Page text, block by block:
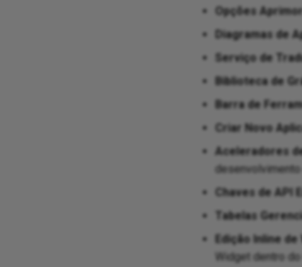
Opções
Diagramas de
Serviço de
Biblioteca de
Barra de
Criar Novo
Aceleradores
Chaves de API
Tabelas
Edição Inline de
Widget dentro